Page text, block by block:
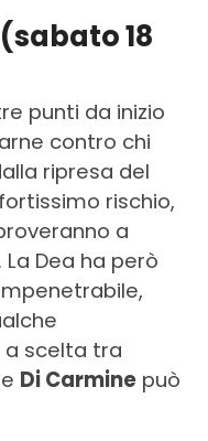
18
punti da inizio
contro chi
ripresa del
rischio,
a
Dea ha però
a scelta tra
Di Carminepuò